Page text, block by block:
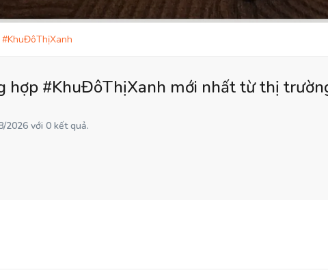
#KhuĐôThịXanh
hợp #KhuĐôThịXanh mới nhất từ thị
2026 với 0 kết quả.